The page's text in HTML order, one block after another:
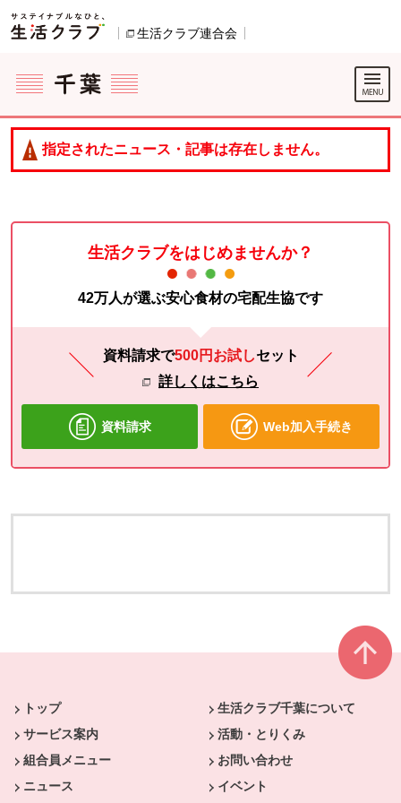
ページの先頭です。
生活クラブ連合会
ここからサイト内共通メニューです。
サイト内共通メニューをスキップする
サイト内共通メニューここまで。
指定されたニュース・記事は存在しません。
生活クラブをはじめませんか？
42万人が選ぶ安心食材の宅配生協です
資料請求で500円お試しセット
詳しくはこちら
資料請求 Web加入手続き
トップ
生活クラブ千葉について
サービス案内
活動・とりくみ
組合員メニュー
お問い合わせ
ニュース
イベント